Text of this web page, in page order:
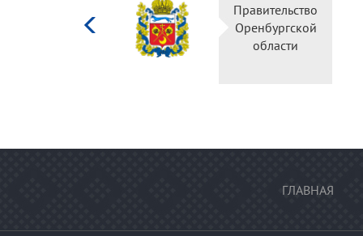
Правительство
Оренбургской
области
ГЛАВНАЯ